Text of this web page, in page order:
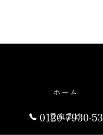
0120-7930-53
ホーム
買取品目